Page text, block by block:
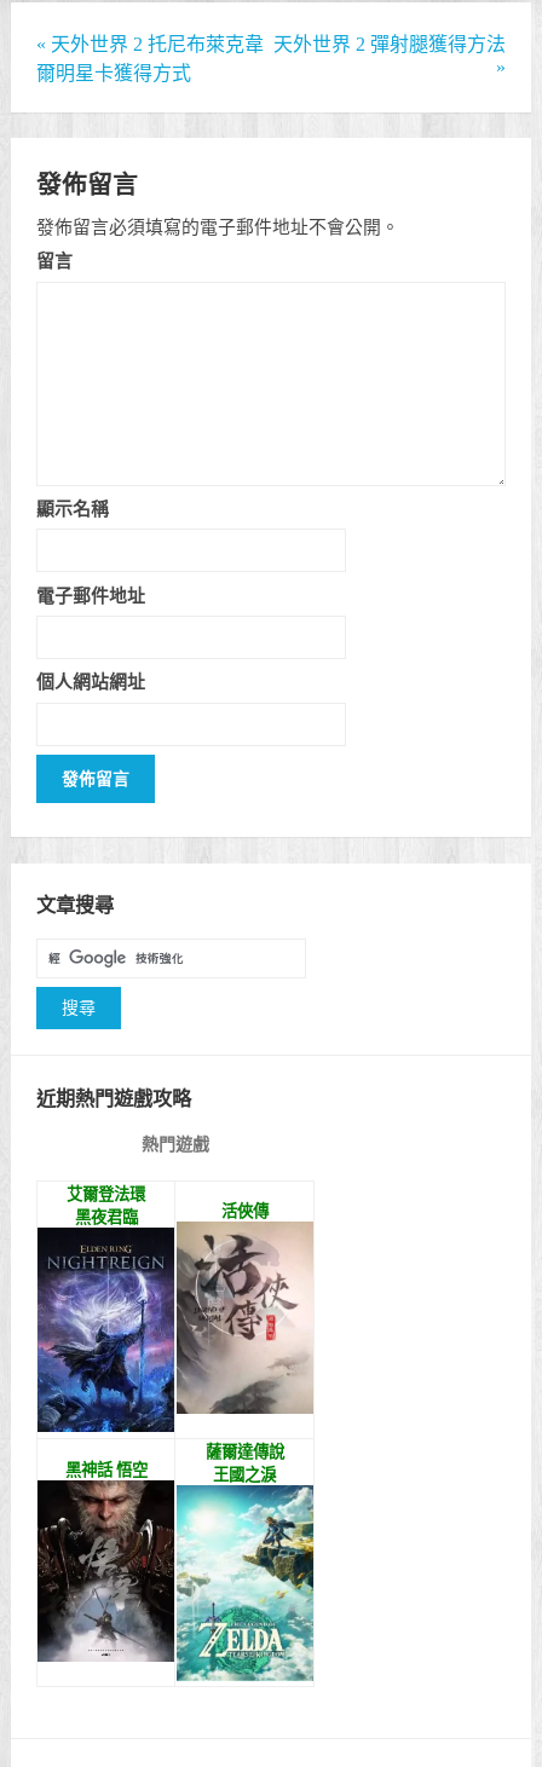
« 天外世界 2 托尼布萊克韋
爾明星卡獲得方式
天外世界 2 彈射腿獲得方法
»
發佈留言
發佈留言必須填寫的電子郵件地址不會公開。
留言
顯示名稱
電子郵件地址
個人網站網址
文章搜尋
近期熱門遊戲攻略
熱門遊戲
艾爾登法環
黑夜君臨
活俠傳
黑神話 悟空
薩爾達傳說
王國之淚